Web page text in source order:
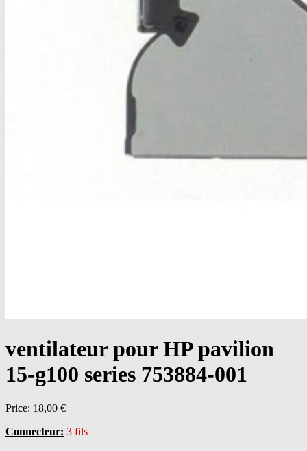
ventilateur pour HP pavilion
15-g100 series 753884-001
Price: 18,00 €
Connecteur: 3 fils